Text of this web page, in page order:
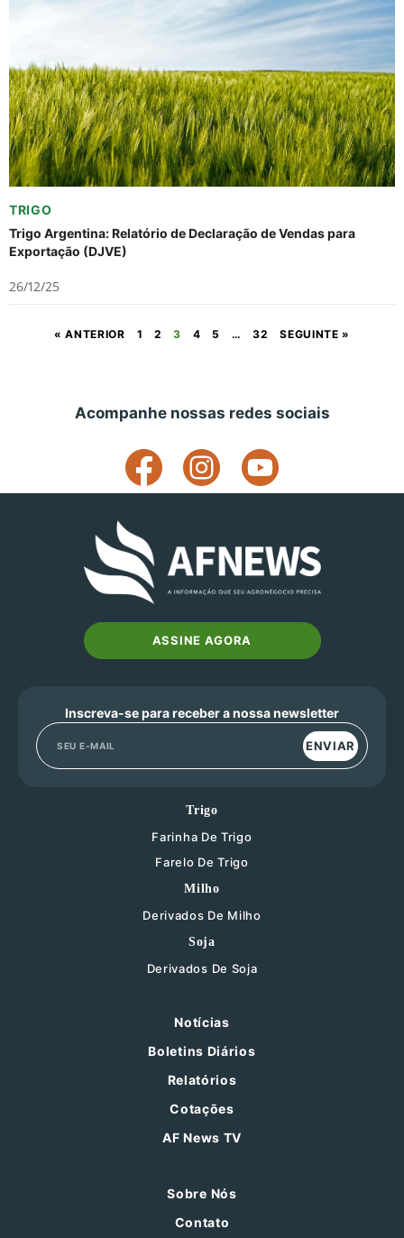
TRIGO
Trigo Argentina: Relatório de Declaração de Vendas para
Exportação (DJVE)
26/12/25
« ANTERIOR 1 2 3 4 5 … 32 SEGUINTE »
Acompanhe nossas redes sociais
ASSINE AGORA
Inscreva-se para receber a nossa newsletter
ENVIAR
Trigo
Farinha De Trigo
Farelo De Trigo
Milho
Derivados De Milho
Soja
Derivados De Soja
Notícias
Boletins Diários
Relatórios
Cotações
AF News TV
Sobre Nós
Contato